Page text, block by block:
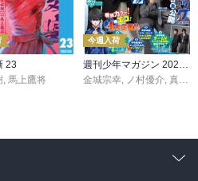
23
, 馬上鷹将
今週入荷
週刊少年マガジン 2026年36・37号[2026年8月5日発売]
金城宗幸, ノ村優介, 真島ヒロ